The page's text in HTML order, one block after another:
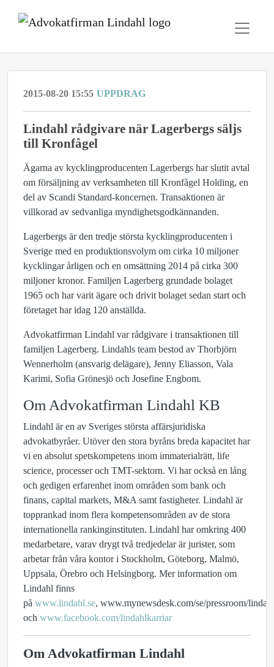
2015-08-20 15:55 UPPDRAG
​Lindahl rådgivare när Lagerbergs säljs
till Kronfågel
Ägarna av kycklingproducenten Lagerbergs har slutit avtal
om försäljning av verksamheten till Kronfågel Holding, en
del av Scandi Standard-koncernen. Transaktionen är
villkorad av sedvanliga myndighetsgodkännanden.
Lagerbergs är den tredje största kycklingproducenten i
Sverige med en produktionsvolym om cirka 10 miljoner
kycklingar årligen och en omsättning 2014 på cirka 300
miljoner kronor. Familjen Lagerberg grundade bolaget
1965 och har varit ägare och drivit bolaget sedan start och
företaget har idag 120 anställda.
Advokatfirman Lindahl var rådgivare i transaktionen till
familjen Lagerberg. Lindahls team bestod av Thorbjörn
Wennerholm (ansvarig delägare), Jenny Eliasson, Vala
Karimi, Sofia Grönesjö och Josefine Engbom.
Om Advokatfirman Lindahl KB
Lindahl är en av Sveriges största affärsjuridiska
advokatbyråer. Utöver den stora byråns breda kapacitet har
vi en absolut spetskompetens inom immaterialrätt, life
science, processer och TMT-sektorn. Vi har också en lång
och gedigen erfarenhet inom områden som bank och
finans, capital markets, M&A samt fastigheter. Lindahl är
topprankad inom flera kompetensområden av de stora
internationella rankinginstituten. Lindahl har omkring 400
medarbetare, varav drygt två tredjedelar är jurister, som
arbetar från våra kontor i Stockholm, Göteborg, Malmö,
Uppsala, Örebro och Helsingborg. Mer information om
Lindahl finns
på www.lindahl.se, www.mynewsdesk.com/se/pressroom/lindahl
och www.facebook.com/lindahlkarriar
Om Advokatfirman Lindahl